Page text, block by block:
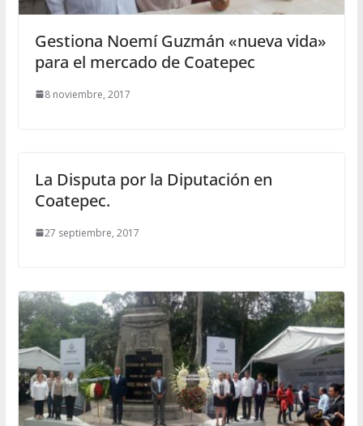
Gestiona Noemí Guzmán «nueva vida»
para el mercado de Coatepec
8 noviembre, 2017
La Disputa por la Diputación en
Coatepec.
27 septiembre, 2017